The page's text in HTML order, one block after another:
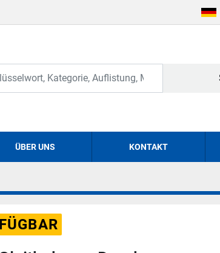
ÜBER UNS KONTAKT